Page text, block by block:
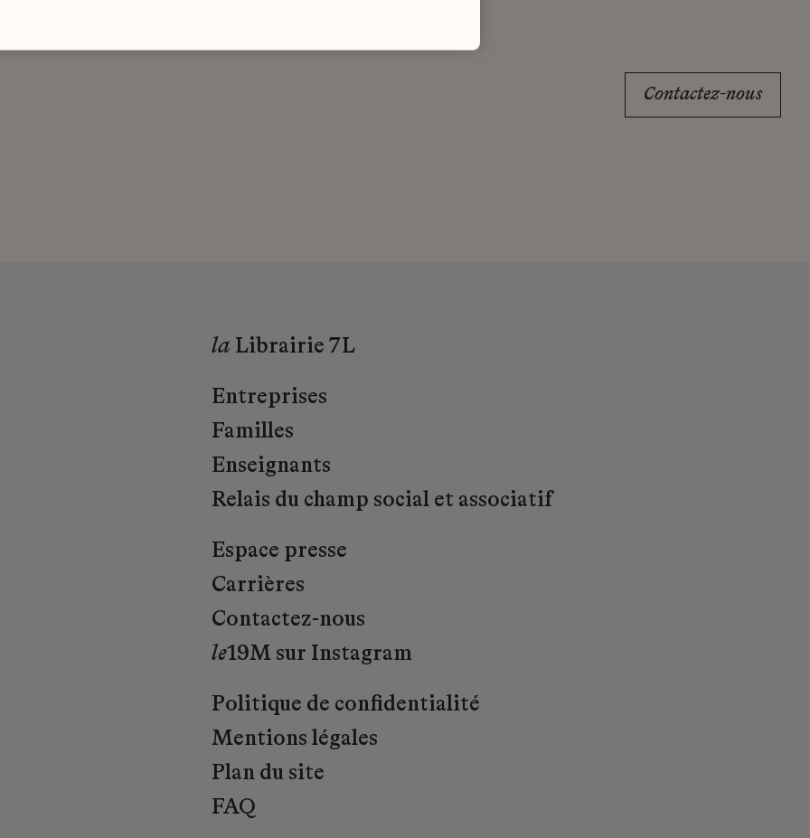
spontanée dès maintenant.
Contactez-nous
la Librairie 7L
Entreprises
Familles
Enseignants
Relais du champ social et associatif
Espace presse
Carrières
Contactez-nous
le19M sur Instagram
Politique de confidentialité
Mentions légales
Plan du site
FAQ